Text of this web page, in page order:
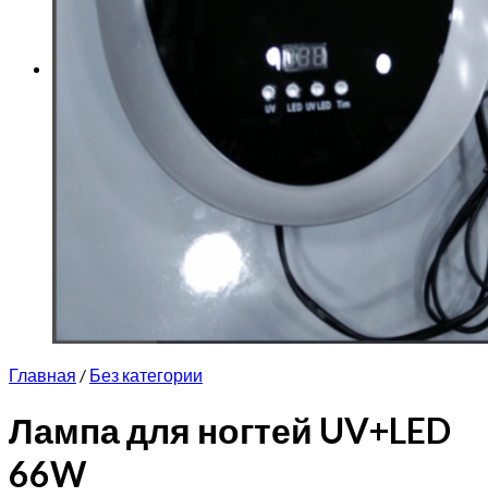
Корзина пуста.
Корзина
Корзина пуста.
Главная / Без категории
Лампа для ногтей UV+LED
66W